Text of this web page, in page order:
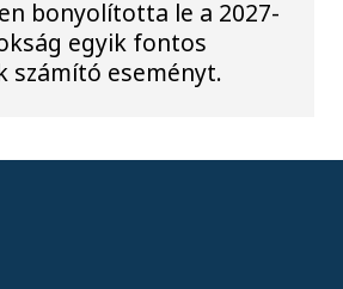
bonyolította le a 2027-
egyik fontos
számító eseményt.